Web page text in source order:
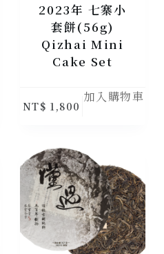
2023年 七寨小
套餅(56g)
Qizhai Mini
Cake Set
NT$ 1,800
加入購物車